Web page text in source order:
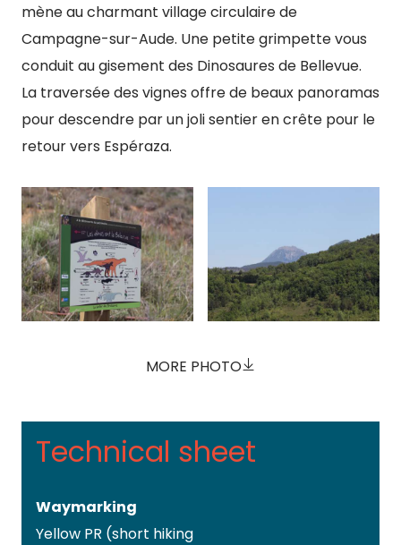
mène au charmant village circulaire de
Campagne-sur-Aude. Une petite grimpette vous
conduit au gisement des Dinosaures de Bellevue.
La traversée des vignes offre de beaux panoramas
pour descendre par un joli sentier en crête pour le
retour vers Espéraza.
MORE PHOTO
Technical sheet
Waymarking
Yellow PR (short hiking